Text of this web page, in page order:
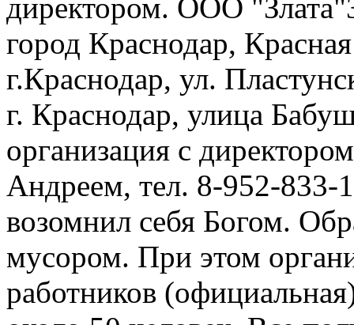
директором. ООО
город Краснодар,
г.Краснодар, ул.
г. Краснодар, улица
организация с
Андреем, тел. 8-952-833-
возомнил себя Богом.
мусором. При этом
работников